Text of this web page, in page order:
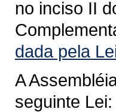
no inciso II
dada pela
A
seguinte Lei: